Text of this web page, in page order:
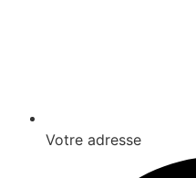
Votre adresse